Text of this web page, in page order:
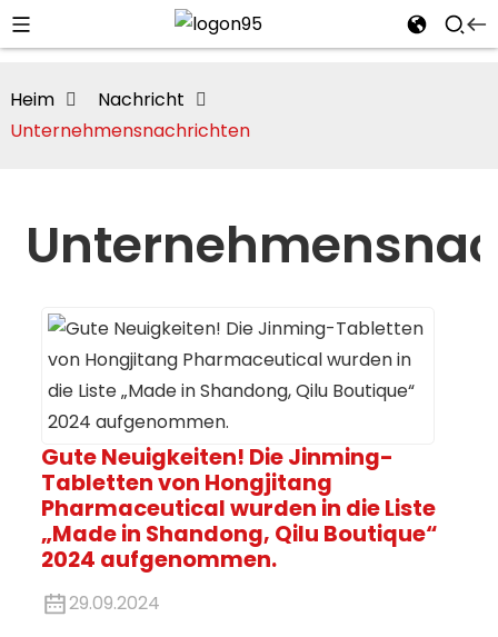
Heim
Nachricht
Unternehmensnachrichten
Gute Neuigkeiten! Die Jinming-
Tabletten von Hongjitang
Pharmaceutical wurden in die Liste
„Made in Shandong, Qilu Boutique“
2024 aufgenommen.
29.09.2024